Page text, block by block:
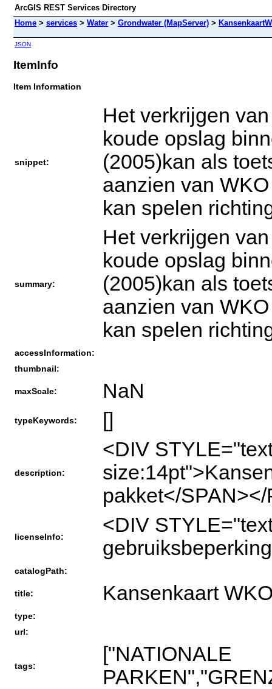
ArcGIS REST Services Directory
Home > services > Water > Grondwater (MapServer) >
JSON
ItemInfo
Item Information
snippet:
Het verkrijgen
koude opslag
(2005)kan als
aanzien van
kan spelen
summary:
Het verkrijgen
koude opslag
(2005)kan als
aanzien van
kan spelen
accessInformation:
thumbnail:
maxScale: NaN
typeKeywords: []
description:
<DIV
pakket</
licenseInfo:
<DIV
catalogPath:
title: Kansenkaart
type:
url:
tags:
["NATIONALE